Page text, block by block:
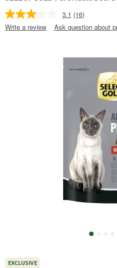
3.1 (16)
Write a review
Ask question about
EXCLUSIVE